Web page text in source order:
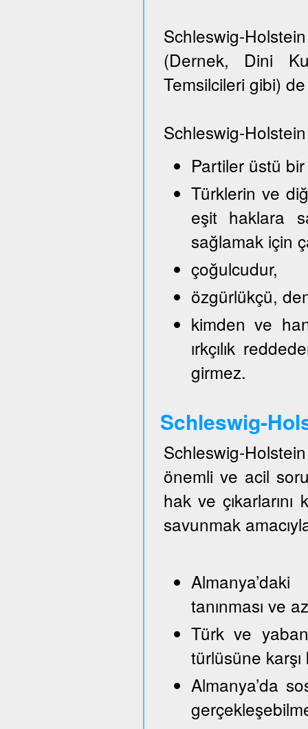
Schleswig-
(Dernek, Dini
Temsilcileri gibi)
Schleswig-
Partiler üstü
Türklerin ve
eşit haklara
sağlamak için
çoğulcudur,
özgürlükçü,
kimden ve
ırkçılık
girmez.
Schleswig-
Schleswig-
önemli ve acil
hak ve
savunmak
tanınması ve
Türk ve
türlüsüne
Almanya’da